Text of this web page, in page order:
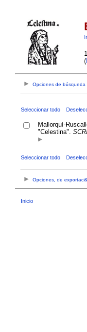
(
Opciones de búsqueda
Seleccionar todo
Mallorquí-
"Celestina".
Seleccionar todo
Opciones, de
Inicio